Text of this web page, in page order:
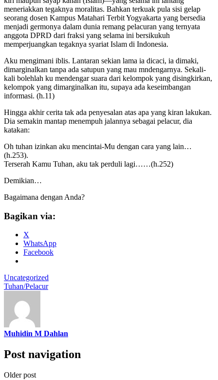
meneriakkan tegaknya moralitas. Bahkan terkuak pula sisi gelap
seorang dosen Kampus Matahari Terbit Yogyakarta yang bersedia
menjadi germonya dalam dunia remang pelacuran yang ternyata
anggota DPRD dari fraksi yang selama ini bersikukuh
memperjuangkan tegaknya syariat Islam di Indonesia.
Aku mengimani iblis. Lantaran sekian lama ia dicaci, ia dimaki,
dimarginalkan tanpa ada satupun yang mau mndengarnya. Sekali-
kali bolehlah ku mendengar suara dari kelompok yang disingkirkan,
kelompok yang dimarginalkan itu, supaya ada keseimbangan
informasi. (h.11)
Hingga akhir cerita tak ada penyesalan atas apa yang kiran lakukan.
Dia semakin mantap menempuh jalannya sebagai pelacur, dia
katakan:
Oh tuhan izinkan aku mencintai-Mu dengan cara yang lain…
(h.253).
Terserah Kamu Tuhan, aku tak perduli lagi……(h.252)
Demikian…
Bagaimana dengan Anda?
Bagikan via:
X
WhatsApp
Facebook
Uncategorized
Tuhan/Pelacur
Muhidin M Dahlan
Post navigation
Older post